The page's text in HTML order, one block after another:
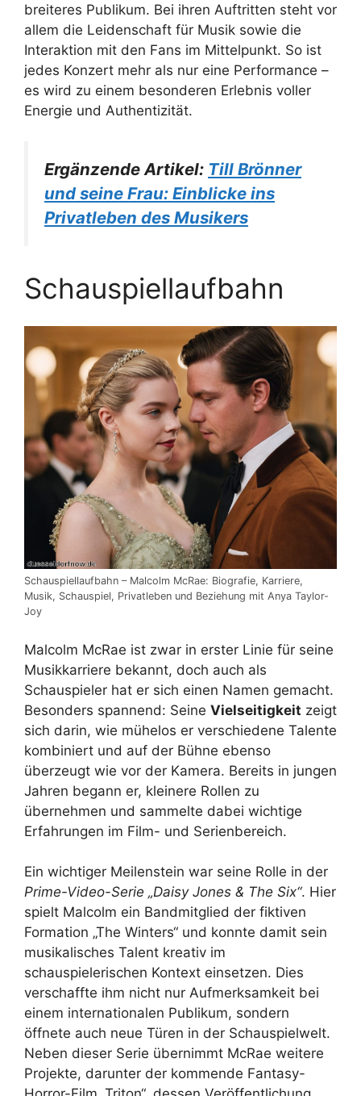
breiteres Publikum. Bei ihren Auftritten steht vor
allem die Leidenschaft für Musik sowie die
Interaktion mit den Fans im Mittelpunkt. So ist
jedes Konzert mehr als nur eine Performance –
es wird zu einem besonderen Erlebnis voller
Energie und Authentizität.
Ergänzende Artikel: Till Brönner
und seine Frau: Einblicke ins
Privatleben des Musikers
Schauspiellaufbahn
Schauspiellaufbahn – Malcolm McRae: Biografie, Karriere,
Musik, Schauspiel, Privatleben und Beziehung mit Anya Taylor-
Joy
Malcolm McRae ist zwar in erster Linie für seine
Musikkarriere bekannt, doch auch als
Schauspieler hat er sich einen Namen gemacht.
Besonders spannend: Seine Vielseitigkeit zeigt
sich darin, wie mühelos er verschiedene Talente
kombiniert und auf der Bühne ebenso
überzeugt wie vor der Kamera. Bereits in jungen
Jahren begann er, kleinere Rollen zu
übernehmen und sammelte dabei wichtige
Erfahrungen im Film- und Serienbereich.
Ein wichtiger Meilenstein war seine Rolle in der
Prime-Video-Serie „Daisy Jones & The Six“. Hier
spielt Malcolm ein Bandmitglied der fiktiven
Formation „The Winters“ und konnte damit sein
musikalisches Talent kreativ im
schauspielerischen Kontext einsetzen. Dies
verschaffte ihm nicht nur Aufmerksamkeit bei
einem internationalen Publikum, sondern
öffnete auch neue Türen in der Schauspielwelt.
Neben dieser Serie übernimmt McRae weitere
Projekte, darunter der kommende Fantasy-